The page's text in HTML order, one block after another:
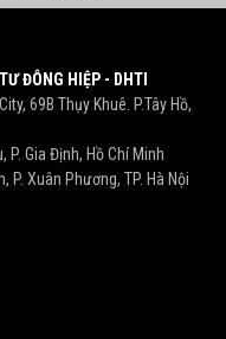
ĐÔNG HIỆP - DHTI
69B Thụy Khuê. P.Tây Hồ,
P. Gia Định, Hồ Chí Minh
Xuân Phương, TP. Hà Nội